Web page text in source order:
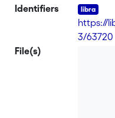
Identifiers
https://
3/63720
File(s)